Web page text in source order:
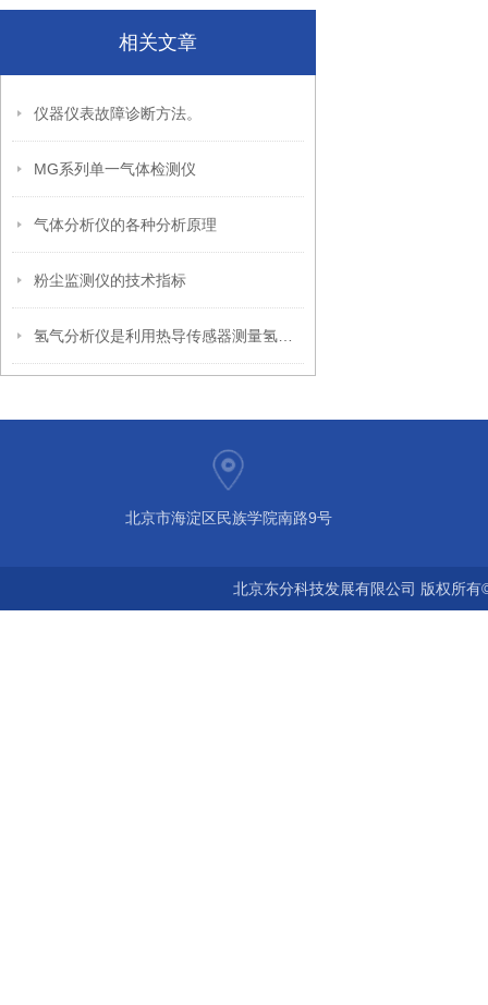
相关文章
仪器仪表故障诊断方法。
MG系列单一气体检测仪
气体分析仪的各种分析原理
粉尘监测仪的技术指标
北京市海淀区民族学院南路9号
北京东分科技发展有限公司 版权所